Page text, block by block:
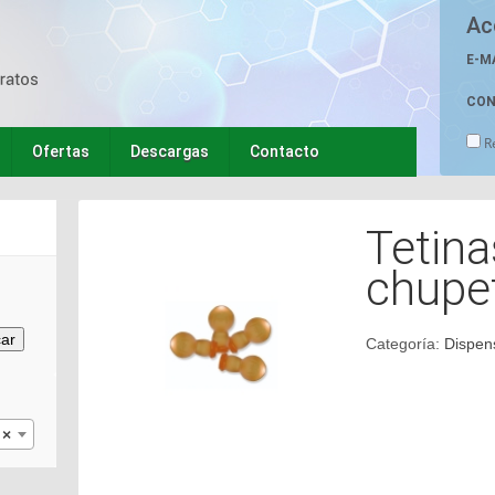
Ofertas Descargas Contacto
E-
×
Categoría: